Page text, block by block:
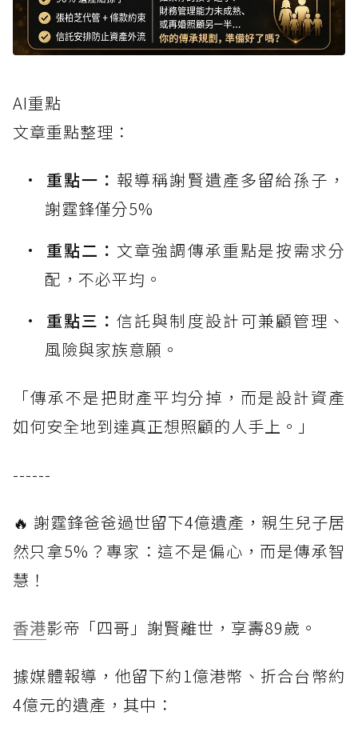
AI重點
文章重點整理：
重點一： 報導稱謝賢遺產多留給孫子，
謝霆鋒僅分5%
重點二： 文章強調傳承重點是按需求分
配，不必平均。
重點三：信託與制度設計可兼顧管理、
風險與家族意願。
「傳承不是把財產平均分掉，而是設計資產
如何安全地到達真正想照顧的人手上。」
------
🔥 謝霆鋒爸爸過世留下4億遺產，親生兒子居
然只拿5%？專家：這不是偏心，而是傳承智
慧！
香港影帝「四哥」謝賢離世，享壽89歲。
據媒體報導，他留下約1億港幣、折合台幣約
4億元的遺產，其中：